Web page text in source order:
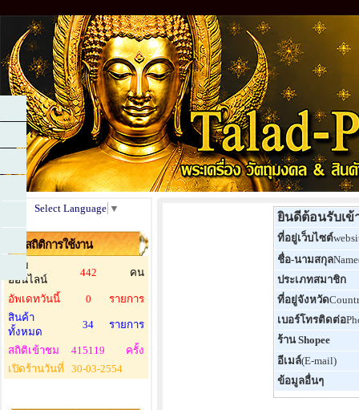
Select Language ▼
สถิติการใช้งาน
ผู้ชม
ออนไลน์
442 คน
อัพเดทวันนี้ 0
รายการ
สินค้า
ทั้งหมด
34 รายการ
สถิติเข้าชม 415119
ครั้ง
เปิดร้านวันที่
30-03-2554
ยินดีต้อนรับเ
ที่อยู่เว็บไซต์
ชื่อ-นามสกุล
ประเภทสมาชิก
ที่อยู่จังหวัด
เบอร์โทรติดต่อ
ร้าน Shopee
อีเมล์(E-mail)
ข้อมูลอื่นๆ